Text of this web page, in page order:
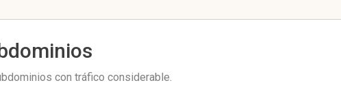
con tráfico considerable.